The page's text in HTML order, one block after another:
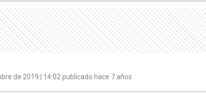
de 2019 | 14:02 publicado hace 7 años